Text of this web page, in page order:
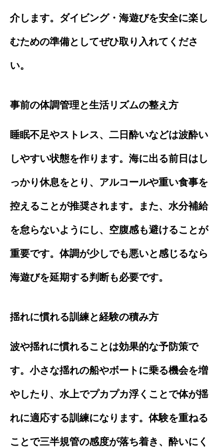
介します。ダイビング・海遊びを安全に楽し
むための準備としてぜひ取り入れてくださ
い。
事前の体調管理と生活リズムの整え方
睡眠不足やストレス、二日酔いなどは波酔い
しやすい状態を作ります。海に出る前日はし
っかり休息をとり、アルコールや重い食事を
控えることが推奨されます。また、水分補給
を怠らないようにし、空腹感も避けることが
重要です。体調が少しでも悪いと感じるなら
海遊びを延期する判断も必要です。
揺れに慣れる訓練と経験の積み方
波や揺れに慣れることは効果的な予防策で
す。小さな揺れの船やボートに乗る機会を増
やしたり、水上でプカプカ浮くことで体が揺
れに適応する訓練になります。体験を重ねる
ことで三半規管の感度が落ち着き、酔いにく